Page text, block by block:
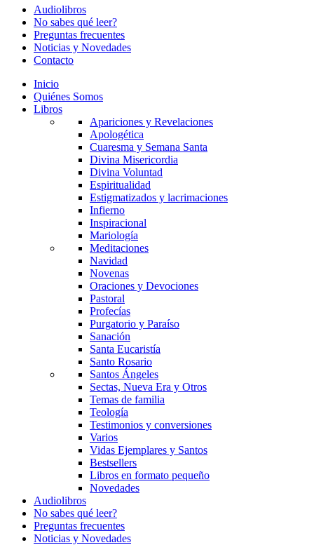
Audiolibros
No sabes qué leer?
Preguntas frecuentes
Noticias y Novedades
Contacto
Inicio
Quiénes Somos
Libros
Apariciones y Revelaciones
Apologética
Cuaresma y Semana Santa
Divina Misericordia
Divina Voluntad
Espiritualidad
Estigmatizados y lacrimaciones
Infierno
Inspiracional
Mariología
Meditaciones
Navidad
Novenas
Oraciones y Devociones
Pastoral
Profecías
Purgatorio y Paraíso
Sanación
Santa Eucaristía
Santo Rosario
Santos Ángeles
Sectas, Nueva Era y Otros
Temas de familia
Teología
Testimonios y conversiones
Varios
Vidas Ejemplares y Santos
Bestsellers
Libros en formato pequeño
Novedades
Audiolibros
No sabes qué leer?
Preguntas frecuentes
Noticias y Novedades